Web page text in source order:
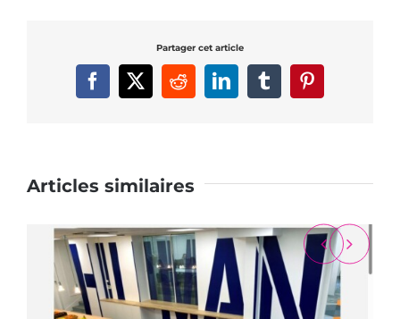
Partager cet article
Facebook
X RedditLinkedInTumblrPinterest
Articles similaires